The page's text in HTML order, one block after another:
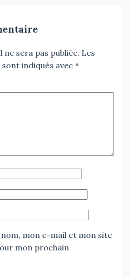
sera pas publiée. Les
indiqués avec *
mon e-mail et mon site
mon prochain